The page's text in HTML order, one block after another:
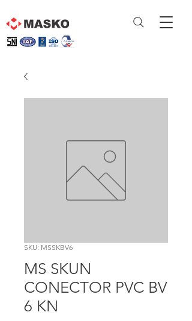
SKU: MSSKBV6
MS SKUN
CONECTOR PVC BV
6 KN